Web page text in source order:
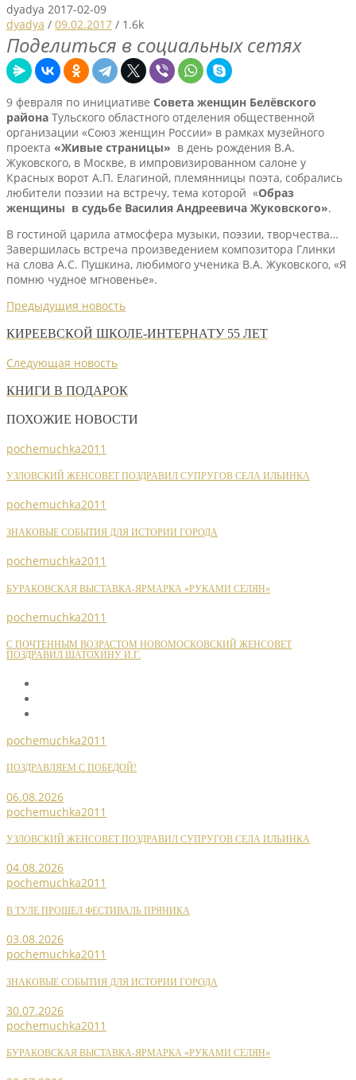
dyadya 2017-02-09
dyadya / 09.02.2017 / 1.6k
Поделиться в социальных сетях
9 февраля по инициативе Совета женщин Белёвского
района Тульского областного отделения общественной
организации «Союз женщин России» в рамках музейного
проекта «Живые страницы» в день рождения В.А.
Жуковского, в Москве, в импровизированном салоне у
Красных ворот А.П. Елагиной, племянницы поэта, собрались
любители поэзии на встречу, тема которой «Образ
женщины в судьбе Василия Андреевича Жуковского».
В гостиной царила атмосфера музыки, поэзии, творчества…
Завершилась встреча произведением композитора Глинки
на слова А.С. Пушкина, любимого ученика В.А. Жуковского, «Я
помню чудное мгновенье».
Предыдущия новость
КИРЕЕВСКОЙ ШКОЛЕ-ИНТЕРНАТУ 55 ЛЕТ
Следующая новость
КНИГИ В ПОДАРОК
ПОХОЖИЕ НОВОСТИ
pochemuchka2011
УЗЛОВСКИЙ ЖЕНСОВЕТ ПОЗДРАВИЛ СУПРУГОВ СЕЛА ИЛЬИНКА
pochemuchka2011
ЗНАКОВЫЕ СОБЫТИЯ ДЛЯ ИСТОРИИ ГОРОДА
pochemuchka2011
БУРАКОВСКАЯ ВЫСТАВКА-ЯРМАРКА «РУКАМИ СЕЛЯН»
pochemuchka2011
С ПОЧТЕННЫМ ВОЗРАСТОМ НОВОМОСКОВСКИЙ ЖЕНСОВЕТ
ПОЗДРАВИЛ ШАТОХИНУ И.Г.
pochemuchka2011
ПОЗДРАВЛЯЕМ С ПОБЕДОЙ!
06.08.2026
pochemuchka2011
УЗЛОВСКИЙ ЖЕНСОВЕТ ПОЗДРАВИЛ СУПРУГОВ СЕЛА ИЛЬИНКА
04.08.2026
pochemuchka2011
В ТУЛЕ ПРОШЕЛ ФЕСТИВАЛЬ ПРЯНИКА
03.08.2026
pochemuchka2011
ЗНАКОВЫЕ СОБЫТИЯ ДЛЯ ИСТОРИИ ГОРОДА
30.07.2026
pochemuchka2011
БУРАКОВСКАЯ ВЫСТАВКА-ЯРМАРКА «РУКАМИ СЕЛЯН»